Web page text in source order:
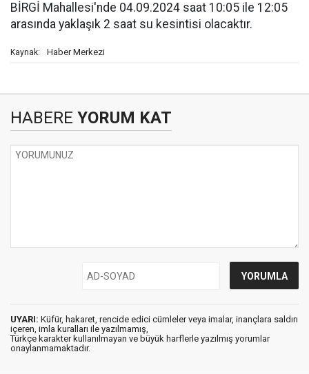
BİRGİ Mahallesi'nde 04.09.2024 saat 10:05 ile 12:05
arasında yaklaşık 2 saat su kesintisi olacaktır.
Kaynak: Haber Merkezi
HABERE YORUM KAT
UYARI: Küfür, hakaret, rencide edici cümleler veya imalar, inançlara saldırı
içeren, imla kuralları ile yazılmamış,
Türkçe karakter kullanılmayan ve büyük harflerle yazılmış yorumlar
onaylanmamaktadır.